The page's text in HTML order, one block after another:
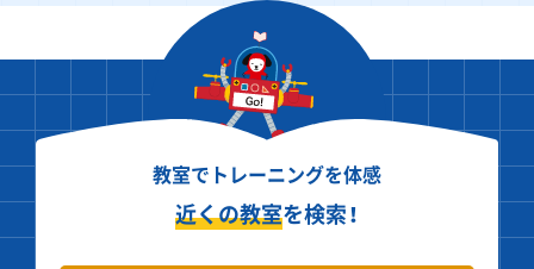
教室でトレーニングを体感
近くの教室を検索！